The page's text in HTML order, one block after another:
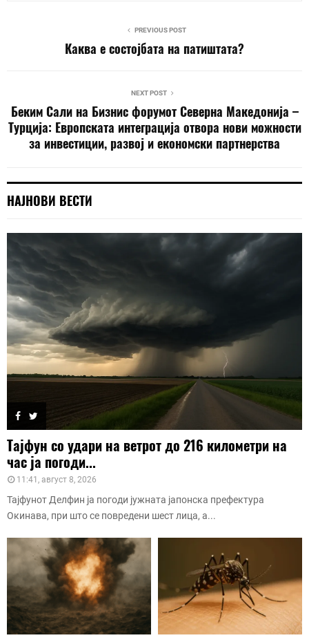
PREVIOUS POST
Каква е состојбата на патиштата?
NEXT POST
Беким Сали на Бизнис форумот Северна Македонија –
Турција: Европската интеграција отвора нови можности
за инвестиции, развој и економски партнерства
НАЈНОВИ ВЕСТИ
Тајфун со удари на ветрот до 216 километри на
час ја погоди...
11:41, август 8, 2026
Тајфунот Делфин ја погоди јужната јапонска префектура
Окинава, при што се повредени шест лица, а...